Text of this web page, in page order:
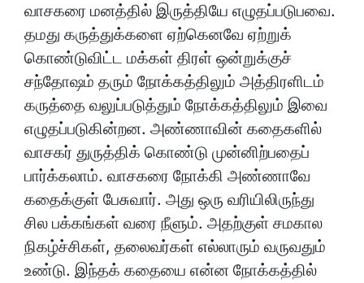
வாசகரை மனத்தில் இருத்தியே எழுதப்படுபவை.
தமது கருத்துக்களை ஏற்கெனவே ஏற்றுக்
கொண்டுவிட்ட மக்கள் திரள் ஒன்றுக்குச்
சந்தோஷம் தரும் நோக்கத்திலும் அத்திரளிடம்
கருத்தை வலுப்படுத்தும் நோக்கத்திலும் இவை
எழுதப்படுகின்றன. அண்ணாவின் கதைகளில்
வாசகர் துருத்திக் கொண்டு முன்னிற்பதைப்
பார்க்கலாம். வாசகரை நோக்கி அண்ணாவே
கதைக்குள் பேசுவார். அது ஒரு வரியிலிருந்து
சில பக்கங்கள் வரை நீளும். அதற்குள் சமகால
நிகழ்ச்சிகள், தலைவர்கள் எல்லாரும் வருவதும்
உண்டு. இந்தக் கதையை என்ன நோக்கத்தில்